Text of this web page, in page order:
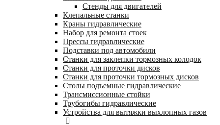
Стенды для двигателей
Клепальные станки
Краны гидравлические
Набор для ремонта стоек
Прессы гидравлические
Подставки под автомобили
Станки для заклепки тормозных колодок
Станки для проточки дисков
Станки для проточки тормозных дисков
Столы подъемные гидравлические
Трансмиссионные стойки
Трубогибы гидравлические
Устройства для вытяжки выхлопных газов